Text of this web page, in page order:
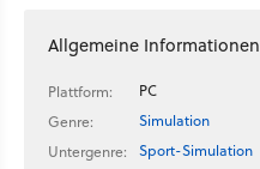
Allgemeine Informationen
Plattform:
PC
Genre:
Simulation
Untergenre:
Sport-Simulation